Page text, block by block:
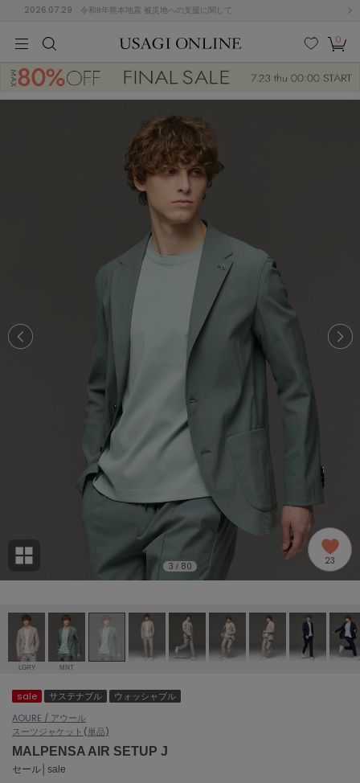
2026.07.29 令和8年熊本地震 被災地への支援に関して
に入
ト
0
(684)
/ランジェリー (127)
ェア (119)
(124)
E F G
N
T U
Z
その
他
ACYM
アシーム
adidas by Stella McCartney
アディダス バイ ステラマッカートニー
アリソンブラウン
Ame no chi Hare
アメノチハレ
アモマ
ánuans
アニュアンス
ànuke
アンヌーク
ASICS
アシックス
3 / 80 23
LGRY MNT
sale サステナブル
ウォッシャブル
AOURE / アウール
スーツジャケット(単品)
MALPENSA AIR SETUP J
セール│sale